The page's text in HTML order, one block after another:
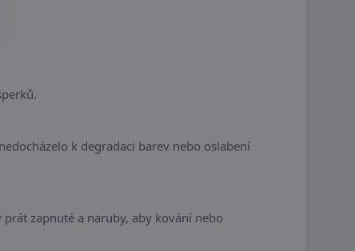
k degradaci barev nebo oslabení
zapnuté a naruby, aby kování nebo